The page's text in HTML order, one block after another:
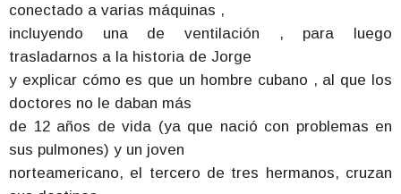
conectado a varias máquinas ,
incluyendo una de ventilación , para luego
trasladarnos a la historia de Jorge
y explicar cómo es que un hombre cubano , al que los
doctores no le daban más
de 12 años de vida (ya que nació con problemas en
sus pulmones) y un joven
norteamericano, el tercero de tres hermanos, cruzan